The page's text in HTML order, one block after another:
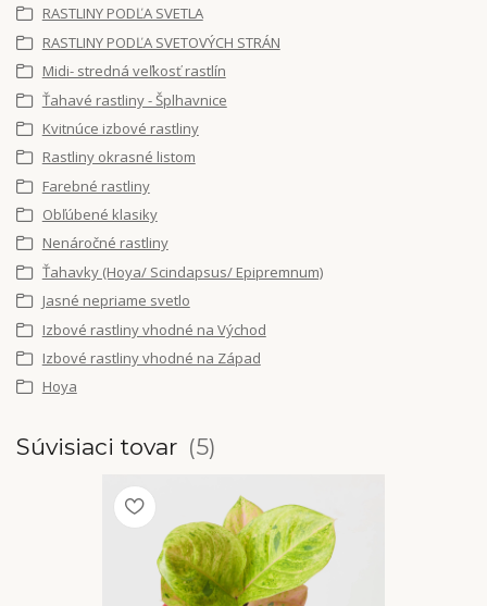
RASTLINY PODĽA SVETLA
RASTLINY PODĽA SVETOVÝCH STRÁN
Midi- stredná veľkosť rastlín
Ťahavé rastliny - Šplhavnice
Kvitnúce izbové rastliny
Rastliny okrasné listom
Farebné rastliny
Obľúbené klasiky
Nenáročné rastliny
Ťahavky (Hoya/ Scindapsus/ Epipremnum)
Jasné nepriame svetlo
Izbové rastliny vhodné na Východ
Izbové rastliny vhodné na Západ
Hoya
Súvisiaci tovar 5